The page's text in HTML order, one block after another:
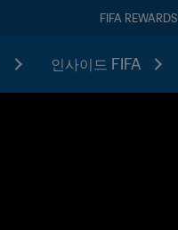
FIFA REWARDS
인사이드 FIFA